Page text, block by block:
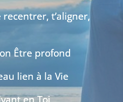
t’aligner,
Être profond
lien à la Vie